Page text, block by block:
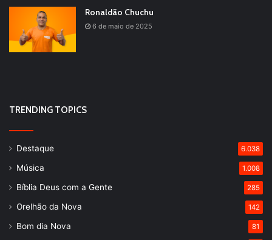
Ronaldão Chuchu
6 de maio de 2025
TRENDING TOPICS
Destaque 6.038
Música 1.008
Bíblia Deus com a Gente 285
Orelhão da Nova 142
Bom dia Nova 81